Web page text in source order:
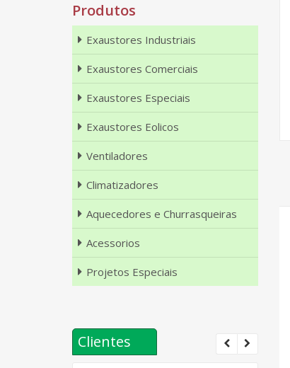
Ventilador Axial
Industrial
VLI1000 - T4
Produtos
Exaustores Industriais
Exaustores Comerciais
Exaustores Especiais
Exaustores Eolicos
Ventiladores
Climatizadores
Aquecedores e Churrasqueiras
Acessorios
Projetos Especiais
Clientes